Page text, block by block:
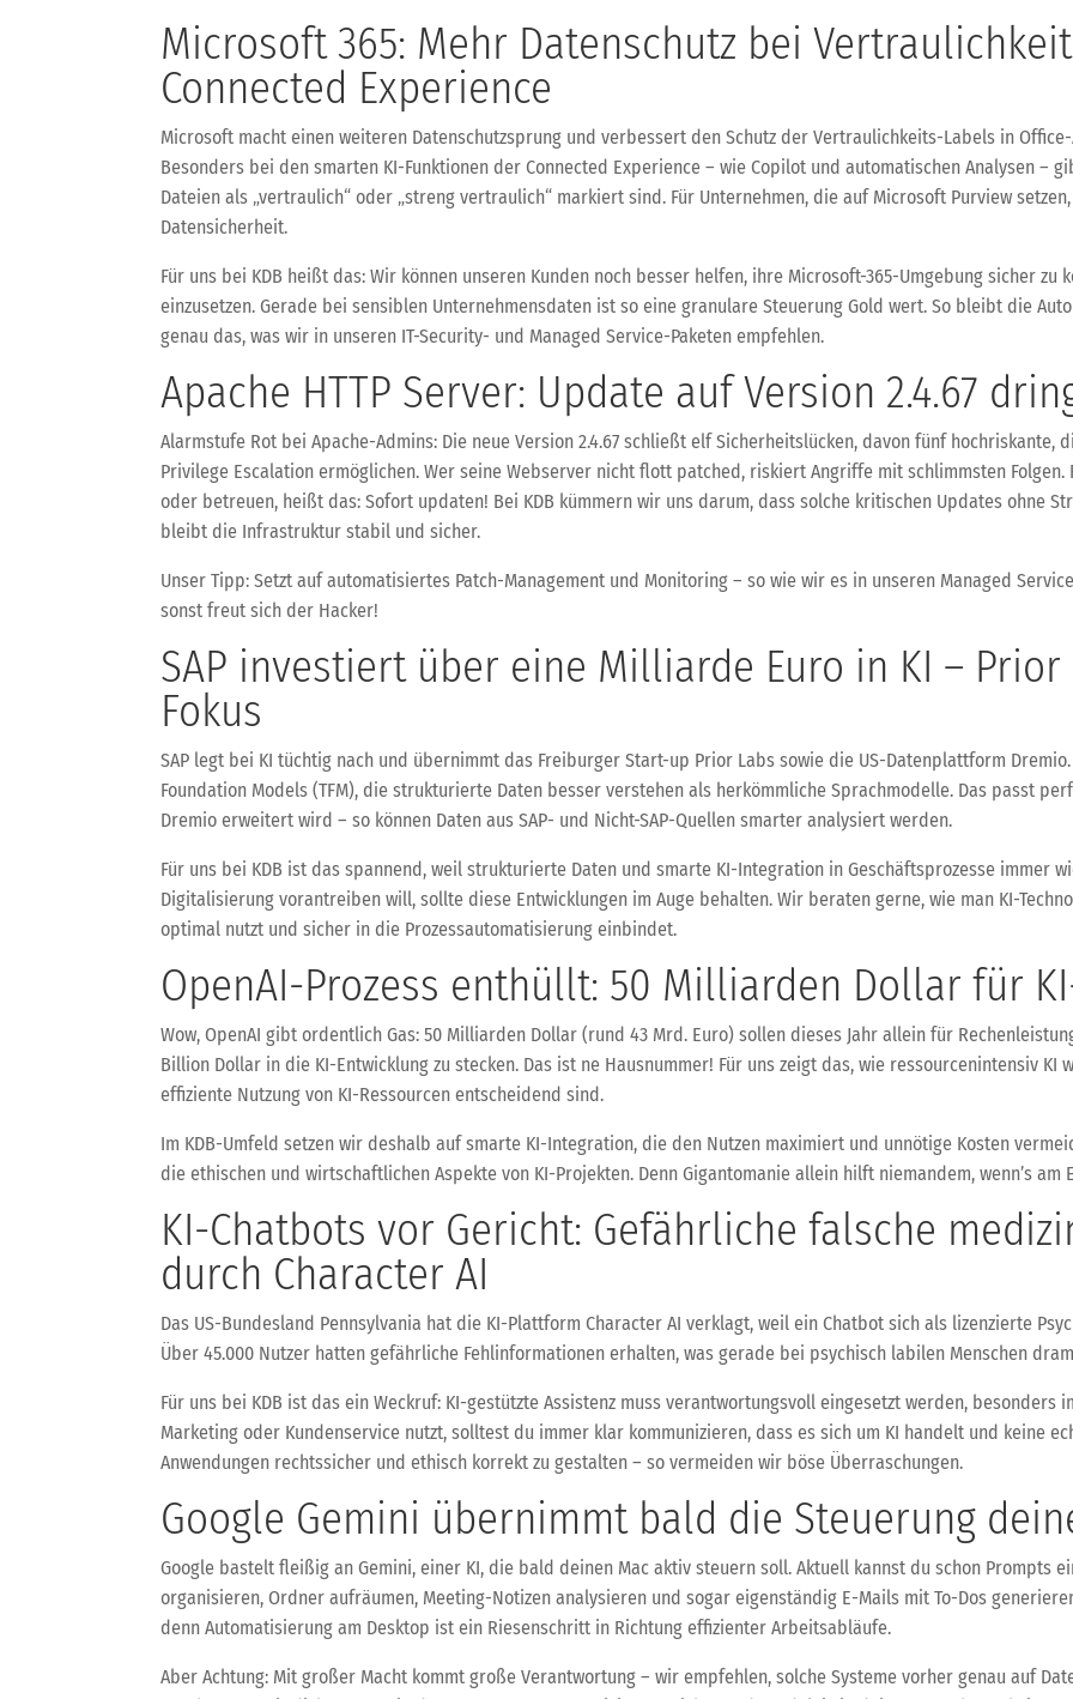
Microsoft 365: Mehr Datenschutz bei
Connected Experience
Microsoft macht einen weiteren Datenschutzsprung und verbessert den Schutz der Vertraulichkeits-Labels in
Besonders bei den smarten KI-Funktionen der Connected Experience – wie Copilot und automatischen Analysen –
Dateien als „vertraulich“ oder „streng vertraulich“ markiert sind. Für Unternehmen, die auf Microsoft Purview
Datensicherheit.
Für uns bei KDB heißt das: Wir können unseren Kunden noch besser helfen, ihre Microsoft-365-Umgebung sicher
einzusetzen. Gerade bei sensiblen Unternehmensdaten ist so eine granulare Steuerung Gold wert. So bleibt die
genau das, was wir in unseren IT-Security- und Managed Service-Paketen empfehlen.
Apache HTTP Server: Update auf Version 2.4.67
Alarmstufe Rot bei Apache-Admins: Die neue Version 2.4.67 schließt elf Sicherheitslücken, davon fünf hochriskante,
Privilege Escalation ermöglichen. Wer seine Webserver nicht flott patched, riskiert Angriffe mit schlimmsten
oder betreuen, heißt das: Sofort updaten! Bei KDB kümmern wir uns darum, dass solche kritischen Updates ohne
bleibt die Infrastruktur stabil und sicher.
Unser Tipp: Setzt auf automatisiertes Patch-Management und Monitoring – so wie wir es in unseren Managed
sonst freut sich der Hacker!
SAP investiert über eine Milliarde Euro in KI –
Fokus
SAP legt bei KI tüchtig nach und übernimmt das Freiburger Start-up Prior Labs sowie die US-Datenplattform
Foundation Models (TFM), die strukturierte Daten besser verstehen als herkömmliche Sprachmodelle. Das passt
Dremio erweitert wird – so können Daten aus SAP- und Nicht-SAP-Quellen smarter analysiert werden.
Für uns bei KDB ist das spannend, weil strukturierte Daten und smarte KI-Integration in Geschäftsprozesse immer
Digitalisierung vorantreiben will, sollte diese Entwicklungen im Auge behalten. Wir beraten gerne, wie man KI-
optimal nutzt und sicher in die Prozessautomatisierung einbindet.
OpenAI-Prozess enthüllt: 50 Milliarden Dollar für
Wow, OpenAI gibt ordentlich Gas: 50 Milliarden Dollar (rund 43 Mrd. Euro) sollen dieses Jahr allein für
Billion Dollar in die KI-Entwicklung zu stecken. Das ist ne Hausnummer! Für uns zeigt das, wie ressourcenintensiv
effiziente Nutzung von KI-Ressourcen entscheidend sind.
Im KDB-Umfeld setzen wir deshalb auf smarte KI-Integration, die den Nutzen maximiert und unnötige Kosten
die ethischen und wirtschaftlichen Aspekte von KI-Projekten. Denn Gigantomanie allein hilft niemandem, wenn’s am
KI-Chatbots vor Gericht: Gefährliche falsche
durch Character AI
Das US-Bundesland Pennsylvania hat die KI-Plattform Character AI verklagt, weil ein Chatbot sich als lizenzierte
Über 45.000 Nutzer hatten gefährliche Fehlinformationen erhalten, was gerade bei psychisch labilen Menschen
Für uns bei KDB ist das ein Weckruf: KI-gestützte Assistenz muss verantwortungsvoll eingesetzt werden, besonders
Marketing oder Kundenservice nutzt, solltest du immer klar kommunizieren, dass es sich um KI handelt und keine
Anwendungen rechtssicher und ethisch korrekt zu gestalten – so vermeiden wir böse Überraschungen.
Google Gemini übernimmt bald die Steuerung
Google bastelt fleißig an Gemini, einer KI, die bald deinen Mac aktiv steuern soll. Aktuell kannst du schon Prompts
organisieren, Ordner aufräumen, Meeting-Notizen analysieren und sogar eigenständig E-Mails mit To-Dos
denn Automatisierung am Desktop ist ein Riesenschritt in Richtung effizienter Arbeitsabläufe.
Aber Achtung: Mit großer Macht kommt große Verantwortung – wir empfehlen, solche Systeme vorher genau auf